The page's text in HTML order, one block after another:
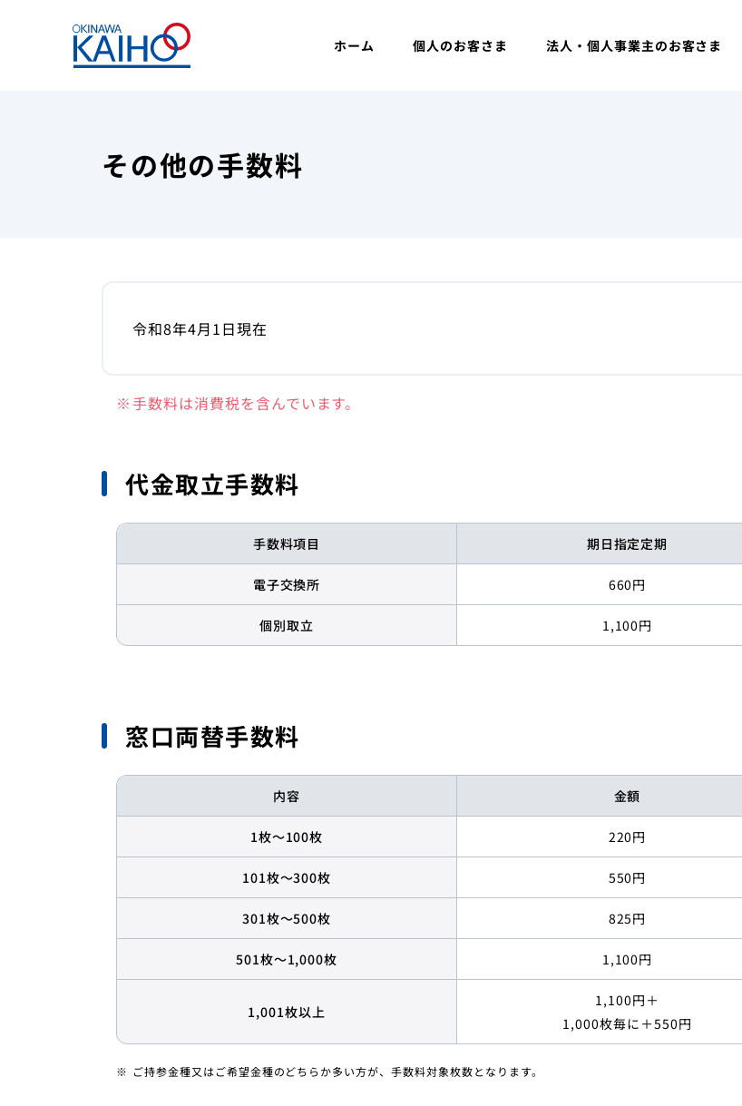
ホーム 個人のお客さま 法人・個人事業主のお客さま
ホーム
金利・手数料のご案内 よくあるご質問 お問い合わせ一覧
定期預金
財形預金 教育ローン
リフォームローン
住宅ローン
その他の手数料
令和8年4月1日現在
手数料は消費税を含んでいます。
代金取立手数料
手数料項目 期日指定定期
電子交換所 660円
個別取立 1,100円
窓口両替手数料
内容 金額
1枚～100枚 220円
101枚～300枚 550円
301枚～500枚 825円
501枚～1,000枚 1,100円
1,001枚以上
1,100円＋
1,000枚毎に ＋550円
ご持参金種又はご希望金種のどちらか多い方が、手数料対象枚数となります。